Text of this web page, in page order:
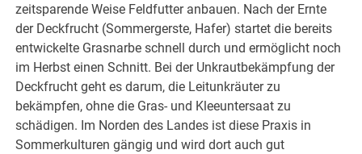
zeitsparende Weise Feldfutter anbauen. Nach der Ernte
der Deckfrucht (Sommergerste, Hafer) startet die bereits
entwickelte Grasnarbe schnell durch und ermöglicht noch
im Herbst einen Schnitt. Bei der Unkrautbekämpfung der
Deckfrucht geht es darum, die Leitunkräuter zu
bekämpfen, ohne die Gras- und Kleeuntersaat zu
schädigen. Im Norden des Landes ist diese Praxis in
Sommerkulturen gängig und wird dort auch gut